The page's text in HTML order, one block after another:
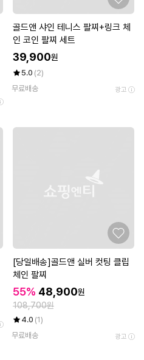
골드앤 샤인 테니스 팔찌+링크 체
인 코인 팔찌 세트
39,900원
5.0 (2)
무료배송
광고
[당일배송]골드앤 실버 컷팅 클립
체인 팔찌
55% 48,900원
108,700원
4.0 (1)
무료배송
광고